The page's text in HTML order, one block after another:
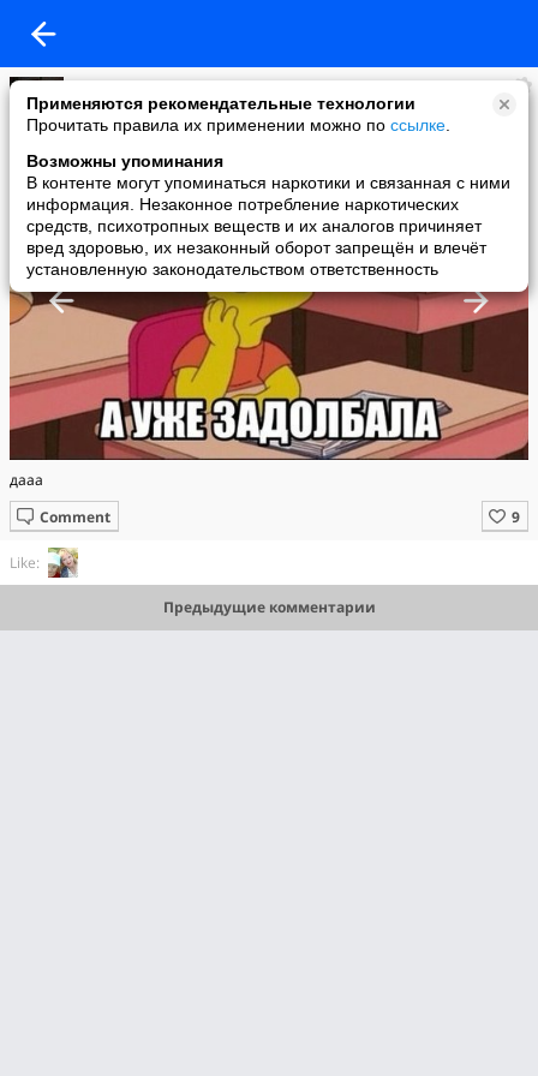
Применяются рекомендательные технологии
Прочитать правила их применении можно по ссылке
Возможны упоминания
В контенте могут упоминаться наркотики и связанная с ними
информация. Незаконное потребление наркотических
средств, психотропных веществ и их аналогов причиняет
вред здоровью, их незаконный оборот запрещён и влечёт
установленную законодательством ответственность
Марина Панкова
added a photo
07 Sep в 13:52
дааа
Comment
Like:
Предыдущие комментарии